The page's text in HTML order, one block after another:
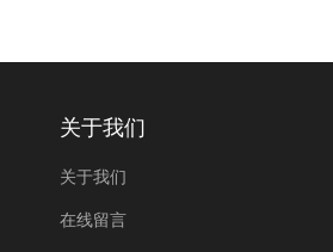
关于我们
关于我们
在线留言